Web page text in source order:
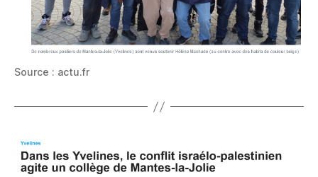
Source : actu.fr